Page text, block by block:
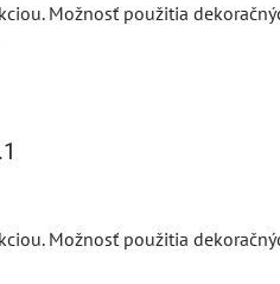
Možnosť použitia
Možnosť použitia